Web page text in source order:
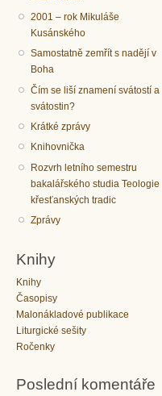
2001 – rok Mikuláše
Kusánského
Samostatně zemřít s nadějí v
Boha
Čím se liší znamení svátostí a
svátostin?
Krátké zprávy
Knihovnička
Rozvrh letního semestru
bakalářského studia Teologie
křesťanských tradic
Zprávy
Knihy
Knihy
Časopisy
Malonákladové publikace
Liturgické sešity
Ročenky
Poslední komentáře